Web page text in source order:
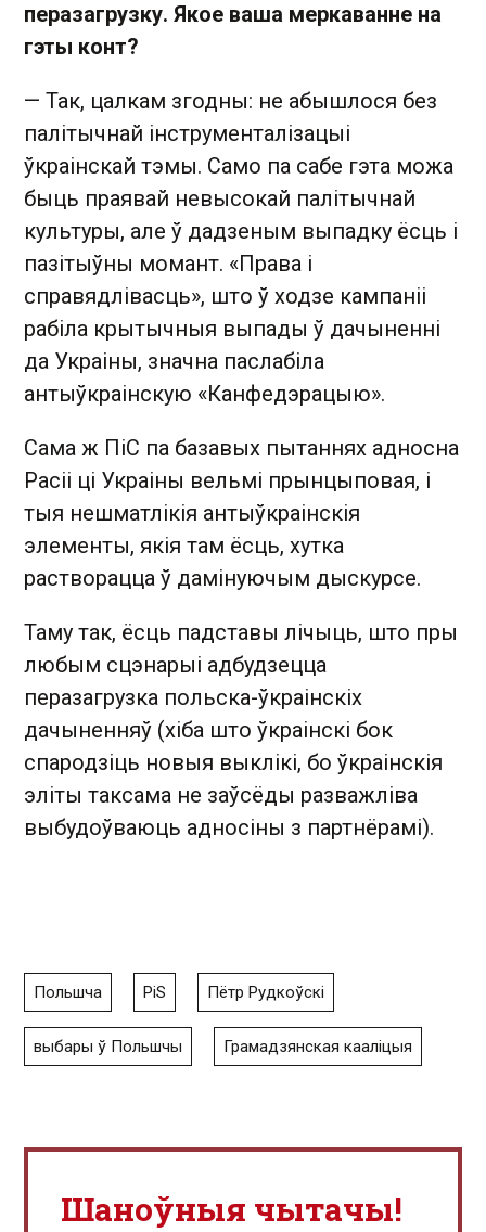
перазагрузку. Якое ваша меркаванне на
гэты конт?
— Так, цалкам згодны: не абышлося без
палітычнай інструменталізацыі
ўкраінскай тэмы. Само па сабе гэта можа
быць праявай невысокай палітычнай
культуры, але ў дадзеным выпадку ёсць і
пазітыўны момант. «Права і
справядлівасць», што ў ходзе кампаніі
рабіла крытычныя выпады ў дачыненні
да Украіны, значна паслабіла
антыўкраінскую «Канфедэрацыю».
Сама ж ПіС па базавых пытаннях адносна
Расіі ці Украіны вельмі прынцыповая, і
тыя нешматлікія антыўкраінскія
элементы, якія там ёсць, хутка
растворацца ў дамінуючым дыскурсе.
Таму так, ёсць падставы лічыць, што пры
любым сцэнарыі адбудзецца
перазагрузка польска-ўкраінскіх
дачыненняў (хіба што ўкраінскі бок
спародзіць новыя выклікі, бо ўкраінскія
эліты таксама не заўсёды разважліва
выбудоўваюць адносіны з партнёрамі).
Польшча PiS Пётр Рудкоўскі
выбары ў Польшчы Грамадзянская кааліцыя
Шаноўныя чытачы!